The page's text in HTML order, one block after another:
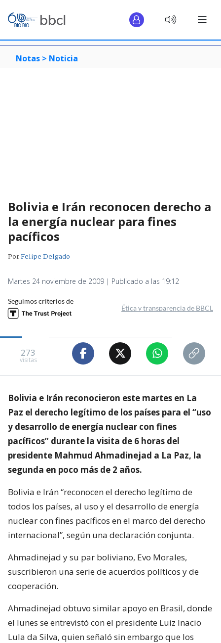
Notas > Noticia
Bolivia e Irán reconocen derecho a
la energía nuclear para fines
pacíficos
PorFelipe Delgado
Martes 24 noviembre de 2009 | Publicado a las 19:12
Seguimos criterios de
Ética y transparencia de BBCL
273
visitas
Bolivia e Irán reconocieron este martes en La
Paz el derecho legítimo de los países para el “uso
y desarrollo de energía nuclear con fines
pacíficos” durante la visita de 6 horas del
presidente Mahmud Ahmadinejad a La Paz, la
segunda en poco más de 2 años.
Bolivia e Irán “reconocen el derecho legítimo de
todos los países, al uso y el desarrollo de energía
nuclear con fines pacíficos en el marco del derecho
internacional”, según una declaración conjunta.
Ahmadinejad y su par boliviano, Evo Morales,
suscribieron una serie de acuerdos políticos y de
cooperación.
Ahmadinejad obtuvo similar apoyo en Brasil, donde
el lunes se entrevistó con el presidente Luiz Inacio
Lula da Silva, quien señaló sin embargo que los